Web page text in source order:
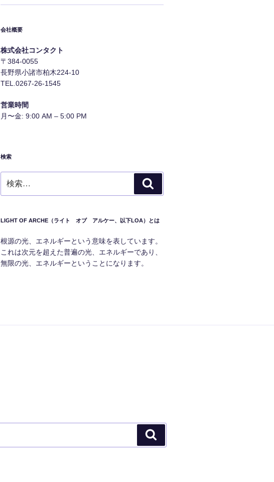
会社概要
株式会社コンタクト
〒384-0055
長野県小諸市柏木224-10
TEL.0267-26-1545
営業時間
月〜金: 9:00 AM – 5:00 PM
検索
索:
索
LIGHT OF ARCHE（ライト オブ アルケー、以下LOA）とは
根源の光、エネルギーという意味を表しています。
これは次元を超えた普遍の光、エネルギーであり、
無限の光、エネルギーということになります。
索